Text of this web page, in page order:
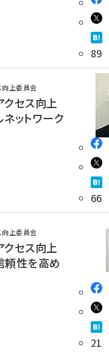
89
向上委員会
セス向上
ットワーク
66
向上委員会
セス向上
頼性を高め
21